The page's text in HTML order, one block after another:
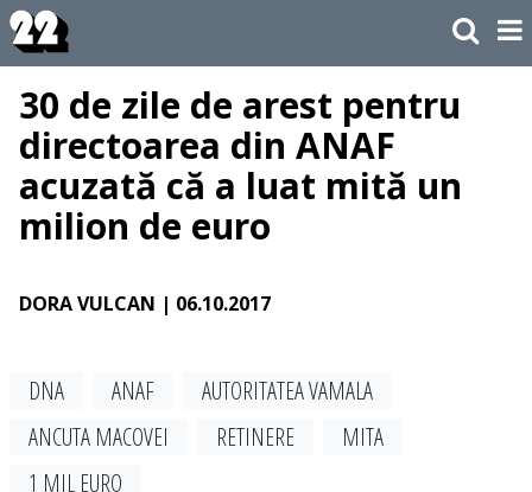
30 de zile de arest pentru
directoarea din ANAF
acuzată că a luat mită un
milion de euro
DORA VULCAN | 06.10.2017
DNA ANAF
AUTORITATEA VAMALA
ANCUTA MACOVEI
RETINERE
MITA
1 MIL EURO